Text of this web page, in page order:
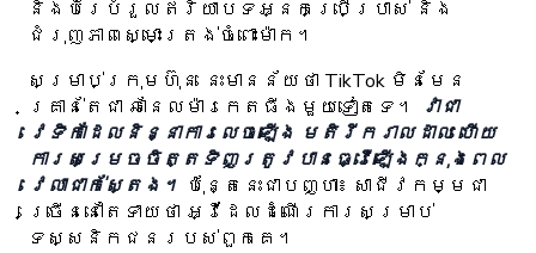
និងបំរែបំរួលឥរិយាបទអ្នកប្រើប្រាស់ និង
ជំរុញភាពស្មោះត្រង់ចំពោះម៉ាក។
សម្រាប់ក្រុមហ៊ុន នេះមានន័យថា TikTok មិនមែន
គ្រាន់តែជា ឆានែលម៉ារកេតធីងមួយទៀតទេ។
វាជា
វេទិកាដែលនិន្នាការលេចឡើង មតិរីករាលដាល ហើយ
ការសម្រេចចិត្តទិញត្រូវបានធ្វើឡើងក្នុងពេល
វេលាជាក់ស្តែង។ ប៉ុន្តែនេះជាបញ្ហា៖ សាជីវកម្មជា
ច្រើននៅតែទាយថា អ្វីដែលដំណើរការសម្រាប់
ទស្សនិកជនរបស់ពួកគេ។